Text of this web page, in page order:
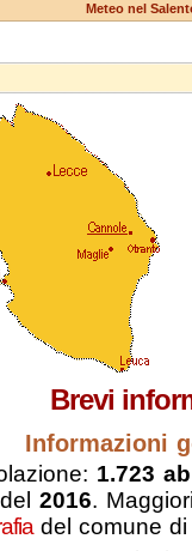
Meteo nel
Brevi
Informazioni
1.723
del2016.
del comune di